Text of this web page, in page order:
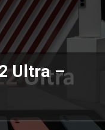
Ultra –